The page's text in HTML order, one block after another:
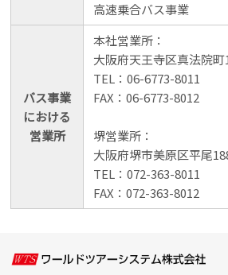
高速乗合バス事業
バス事業
における
営業所
本社営業所：
大阪府天王寺区真法院町
TEL：06-6773-8011
FAX：06-6773-8012
堺営業所：
大阪府堺市美原区平尾
TEL：072-363-8011
FAX：072-363-8012